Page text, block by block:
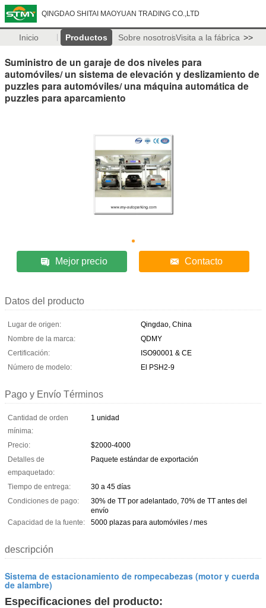
QINGDAO SHITAI MAOYUAN TRADING CO.,LTD
Inicio Productos Sobre nosotrosVisita a la fábrica >>
Suministro de un garaje de dos niveles para
automóviles/ un sistema de elevación y deslizamiento de
puzzles para automóviles/ una máquina automática de
puzzles para aparcamiento
Mejor precio Contacto
Datos del producto
Lugar de origen:
Qingdao, China
Nombre de la marca:
QDMY
Certificación:
ISO90001 & CE
Número de modelo:
El PSH2-9
Pago y Envío Términos
Cantidad de orden
mínima:
1 unidad
Precio:
$2000-4000
Detalles de
empaquetado:
Paquete estándar de exportación
Tiempo de entrega:
30 a 45 días
Condiciones de pago:
30% de TT por adelantado, 70% de TT antes del
envío
Capacidad de la fuente:
5000 plazas para automóviles / mes
descripción
Sistema de estacionamiento de rompecabezas (motor y cuerda
de alambre)
Especificaciones del producto: